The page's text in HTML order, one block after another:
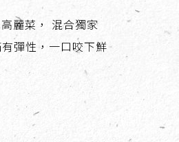
麗菜， 混合獨家
彈性，一口咬下鮮